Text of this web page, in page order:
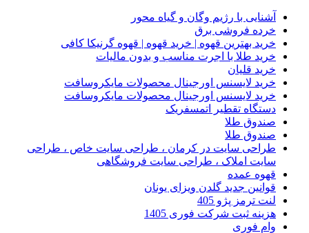
آشنایی با رژیم وگان و گیاه محور
خرده فروشی برق
خرید بهترین قهوه | خرید قهوه | قهوه گرنیکا کافی
خرید طلا با اجرت مناسب و بدون مالیات
خرید قلیان
خرید لایسنس اورجینال محصولات مایکروسافت
خرید لایسنس اورجینال محصولات مایکروسافت
دستگاه تقطیر اتمسفریک
صندوق طلا
صندوق طلا
طراحی سایت در کرمان ، طراحی سایت خاص ، طراحی
سایت املاک ، طراحی سایت فروشگاهی
قهوه عمده
قوانین جدید گلدن ویزای یونان
لنت ترمز پژو 405
هزینه ثبت شرکت فوری 1405
وام فوری